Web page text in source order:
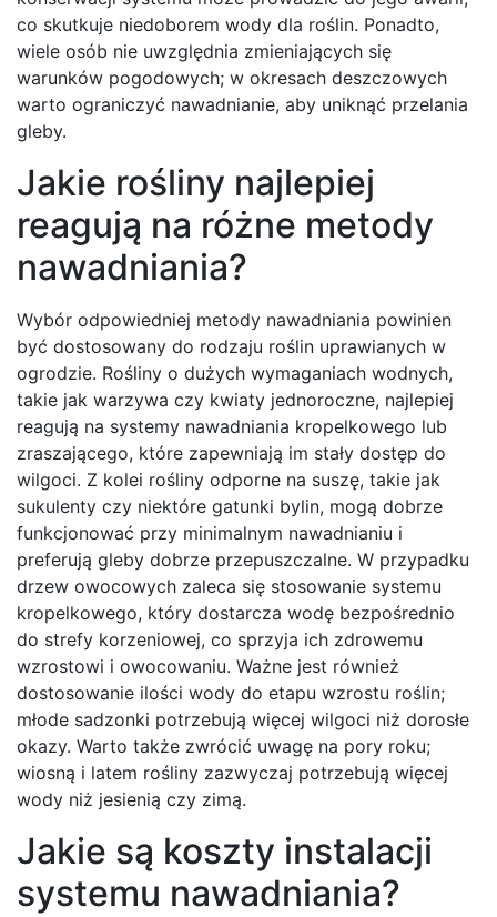
co skutkuje niedoborem wody dla roślin. Ponadto,
wiele osób nie uwzględnia zmieniających się
warunków pogodowych; w okresach deszczowych
warto ograniczyć nawadnianie, aby uniknąć przelania
gleby.
Jakie rośliny najlepiej
reagują na różne metody
nawadniania?
Wybór odpowiedniej metody nawadniania powinien
być dostosowany do rodzaju roślin uprawianych w
ogrodzie. Rośliny o dużych wymaganiach wodnych,
takie jak warzywa czy kwiaty jednoroczne, najlepiej
reagują na systemy nawadniania kropelkowego lub
zraszającego, które zapewniają im stały dostęp do
wilgoci. Z kolei rośliny odporne na suszę, takie jak
sukulenty czy niektóre gatunki bylin, mogą dobrze
funkcjonować przy minimalnym nawadnianiu i
preferują gleby dobrze przepuszczalne. W przypadku
drzew owocowych zaleca się stosowanie systemu
kropelkowego, który dostarcza wodę bezpośrednio
do strefy korzeniowej, co sprzyja ich zdrowemu
wzrostowi i owocowaniu. Ważne jest również
dostosowanie ilości wody do etapu wzrostu roślin;
młode sadzonki potrzebują więcej wilgoci niż dorosłe
okazy. Warto także zwrócić uwagę na pory roku;
wiosną i latem rośliny zazwyczaj potrzebują więcej
wody niż jesienią czy zimą.
Jakie są koszty instalacji
systemu nawadniania?